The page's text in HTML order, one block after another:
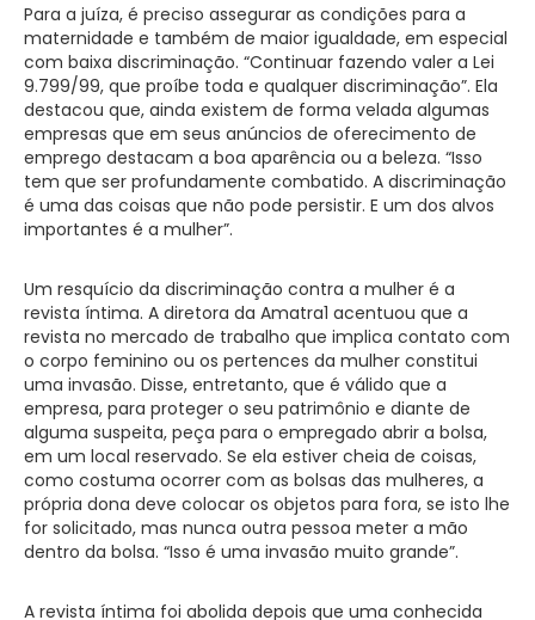
Para a juíza, é preciso assegurar as condições para a
maternidade e também de maior igualdade, em especial
com baixa discriminação. “Continuar fazendo valer a Lei
9.799/99, que proíbe toda e qualquer discriminação”. Ela
destacou que, ainda existem de forma velada algumas
empresas que em seus anúncios de oferecimento de
emprego destacam a boa aparência ou a beleza. “Isso
tem que ser profundamente combatido. A discriminação
é uma das coisas que não pode persistir. E um dos alvos
importantes é a mulher”.
Um resquício da discriminação contra a mulher é a
revista íntima. A diretora da Amatra1 acentuou que a
revista no mercado de trabalho que implica contato com
o corpo feminino ou os pertences da mulher constitui
uma invasão. Disse, entretanto, que é válido que a
empresa, para proteger o seu patrimônio e diante de
alguma suspeita, peça para o empregado abrir a bolsa,
em um local reservado. Se ela estiver cheia de coisas,
como costuma ocorrer com as bolsas das mulheres, a
própria dona deve colocar os objetos para fora, se isto lhe
for solicitado, mas nunca outra pessoa meter a mão
dentro da bolsa. “Isso é uma invasão muito grande”.
A revista íntima foi abolida depois que uma conhecida